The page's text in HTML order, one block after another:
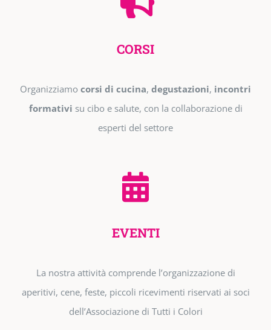
CORSI
Organizziamo corsi di cucina, degustazioni, incontri
formativi su cibo e salute, con la collaborazione di
esperti del settore
EVENTI
La nostra attività comprende l’organizzazione di
aperitivi, cene, feste, piccoli ricevimenti riservati ai soci
dell’Associazione di Tutti i Colori